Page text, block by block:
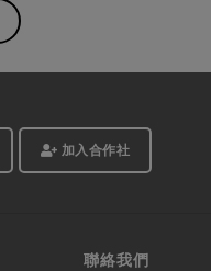
加入合作社
聯絡我們